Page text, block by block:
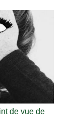
de vue de